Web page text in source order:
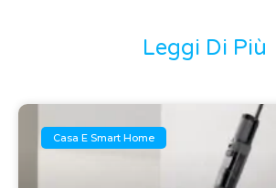
Leggi Di Più
Casa E Smart Home